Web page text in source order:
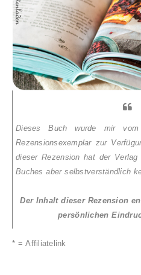
Dieses Buch wurde mir
Rezensionsexemplar zur
dieser Rezension hat der
Buches aber selbstverständlich
Der Inhalt dieser Rezension
persönlichen
* = Affiliatelink